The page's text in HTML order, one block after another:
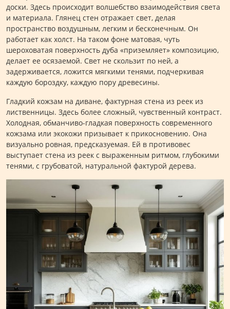
доски. Здесь происходит волшебство взаимодействия света
и материала. Глянец стен отражает свет, делая
пространство воздушным, легким и бесконечным. Он
работает как холст. На таком фоне матовая, чуть
шероховатая поверхность дуба «приземляет» композицию,
делает ее осязаемой. Свет не скользит по ней, а
задерживается, ложится мягкими тенями, подчеркивая
каждую бороздку, каждую пору древесины.
Гладкий кожзам на диване, фактурная стена из реек из
лиственницы. Здесь более сложный, чувственный контраст.
Холодная, обманчиво-гладкая поверхность современного
кожзама или экокожи призывает к прикосновению. Она
визуально ровная, предсказуемая. Ей в противовес
выступает стена из реек с выраженным ритмом, глубокими
тенями, с грубоватой, натуральной фактурой дерева.